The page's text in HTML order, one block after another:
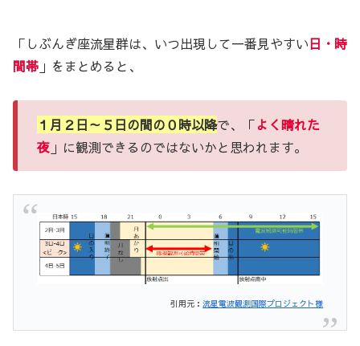
「しぶんぎ座流星群は、いつ出現して一番見やすい日・時
間帯 」をまとめると、
１月２日～５日の間の０時以降で、「よく晴れた
夜 」に観測できるのではないかと思われます。
引用元：流星電波観測国際プロジェクト様